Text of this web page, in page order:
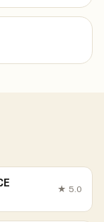
★ 5.0